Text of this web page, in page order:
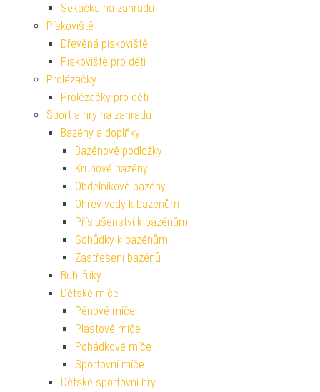
Sekačka na zahradu
Pískoviště
Dřevěná pískoviště
Pískoviště pro děti
Prolézačky
Prolézačky pro děti
Sport a hry na zahradu
Bazény a doplňky
Bazénové podložky
Kruhové bazény
Obdélníkové bazény
Ohřev vody k bazénům
Příslušenství k bazénům
Schůdky k bazénům
Zastřešení bazénů
Bublifuky
Dětské míče
Pěnové míče
Plastové míče
Pohádkové míče
Sportovní míče
Dětské sportovní hry